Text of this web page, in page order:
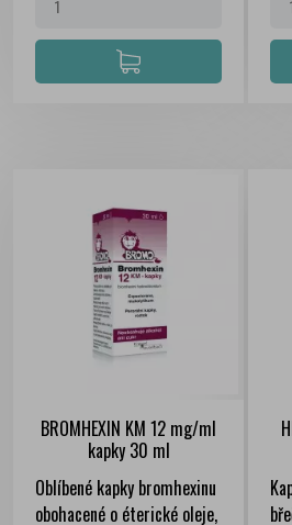
BROMHEXIN KM 12 mg/ml
kapky 30 ml
Oblíbené kapky bromhexinu
obohacené o éterické oleje,